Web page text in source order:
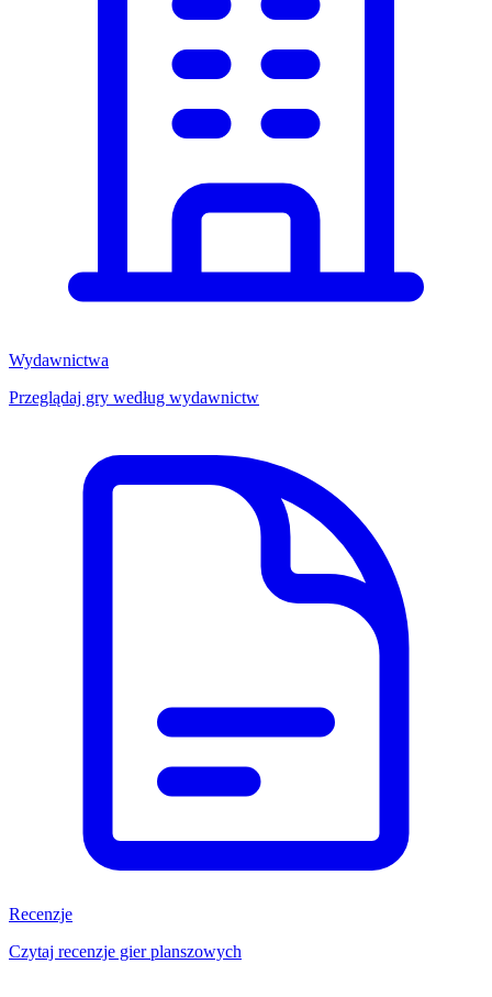
Wydawnictwa
Przeglądaj gry według wydawnictw
Recenzje
Czytaj recenzje gier planszowych